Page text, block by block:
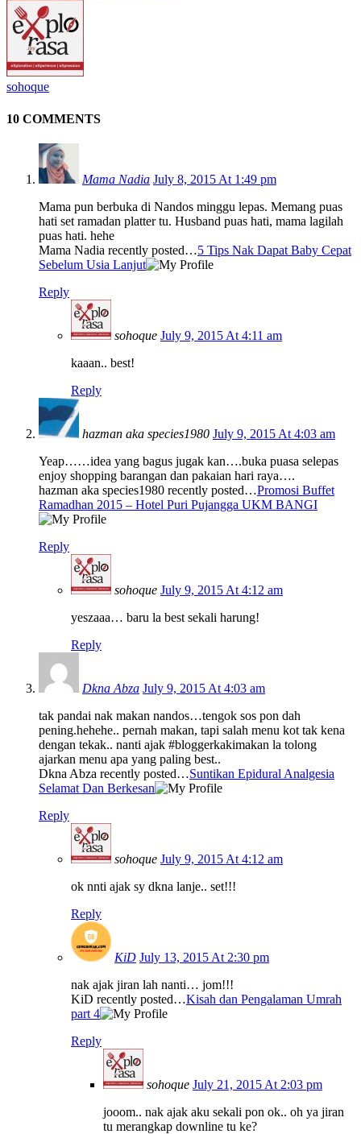
sohoque
10 COMMENTS
Mama Nadia July 8, 2015 At 1:49 pm
Mama pun berbuka di Nandos minggu lepas. Memang puas
hati set ramadan platter tu. Husband puas hati, mama lagilah
puas hati. hehe
Mama Nadia recently posted…5 Tips Nak Dapat Baby Cepat
Sebelum Usia Lanjut
Reply
sohoque July 9, 2015 At 4:11 am
kaaan.. best!
Reply
hazman aka species1980 July 9, 2015 At 4:03 am
Yeap……idea yang bagus jugak kan….buka puasa selepas
enjoy shopping barangan dan pakaian hari raya….
hazman aka species1980 recently posted…Promosi Buffet
Ramadhan 2015 – Hotel Puri Pujangga UKM BANGI
Reply
sohoque July 9, 2015 At 4:12 am
yeszaaa… baru la best sekali harung!
Reply
Dkna Abza July 9, 2015 At 4:03 am
tak pandai nak makan nandos…tengok sos pon dah
pening.hehehe.. pernah makan, tapi salah menu kot tak kena
dengan tekak.. nanti ajak #bloggerkakimakan la tolong
ajarkan menu apa yang paling best..
Dkna Abza recently posted…Suntikan Epidural Analgesia
Selamat Dan Berkesan
Reply
sohoque July 9, 2015 At 4:12 am
ok nnti ajak sy dkna lanje.. set!!!
Reply
KiD July 13, 2015 At 2:30 pm
nak ajak jiran lah nanti… jom!!!
KiD recently posted…Kisah dan Pengalaman Umrah
part 4
Reply
sohoque July 21, 2015 At 2:03 pm
jooom.. nak ajak aku sekali pon ok.. oh ya jiran
tu merangkap downline tu ke?